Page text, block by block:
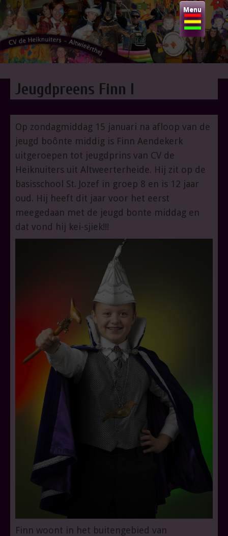
Skip
content
CV DE HEIKNUITERS
Jeugdpreens Finn I
Op zondagmiddag 15 januari na afloop van de
jeugd boônte middig is Finn Aendekerk
uitgeroepen tot jeugdprins van CV de
Heiknuiters uit Altweerterheide. Hij zit op de
basisschool St. Jozef in groep 8 en is 12 jaar
oud. Hij heeft dit jaar voor het eerst
meegedaan met de jeugd bonte middag en
dat vond hij kei-sjiek!!!
Finn woont in het buitengebied van
Menu